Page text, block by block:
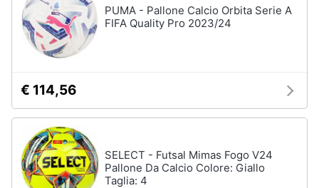
PUMA - Pallone Calcio Orbita Serie A
FIFA Quality Pro 2023/24
€ 114,56
SELECT - Futsal Mimas Fogo V24
Pallone Da Calcio Colore: Giallo
Taglia: 4